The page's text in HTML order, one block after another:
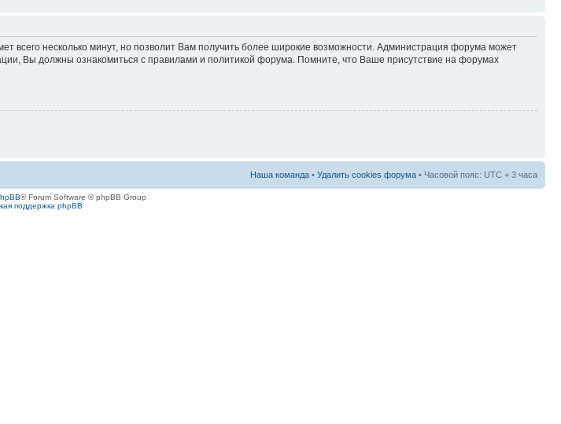
всего несколько минут, но позволит Вам получить более широкие возможности. Администрация форума может
Вы должны ознакомиться с правилами и политикой форума. Помните, что Ваше присутствие на форумах
Наша команда • Удалить cookies форума • Часовой пояс: UTC + 3 часа
® Forum Software © phpBB Group
поддержка phpBB